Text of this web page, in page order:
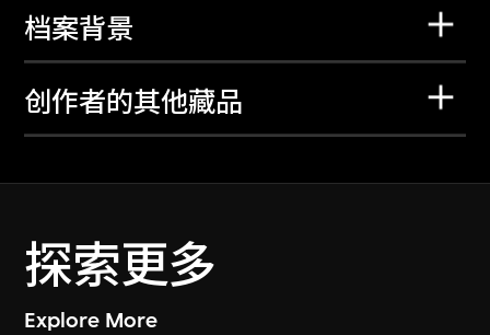
档案背景
创作者的其他藏品
探索更多
Explore More